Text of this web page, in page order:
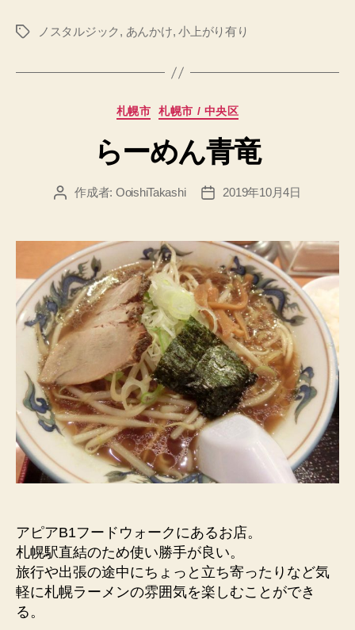
タ
ノスタルジック , あんかけ,小上がり有り
カ
ゴ
リ
札幌市 札幌市 / 中央区
らーめん青竜
投 作成者: OoishiTakashi
投
2019年10月4日
アピアB1フードウォークにあるお店。
札幌駅直結のため使い勝手が良い。
旅行や出張の途中にちょっと立ち寄ったりなど気
軽に札幌ラーメンの雰囲気を楽しむことができ
る。